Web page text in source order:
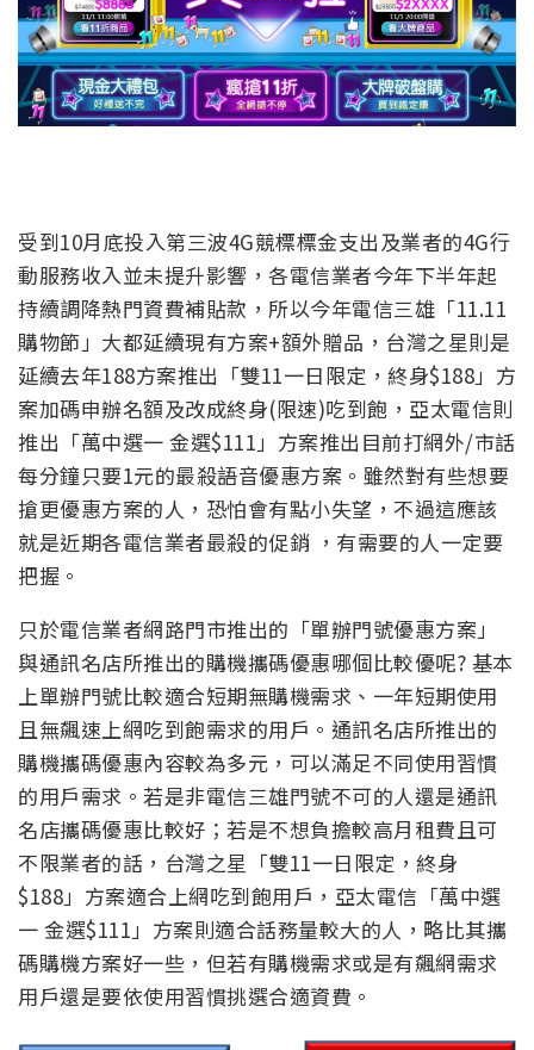
受到10月底投入第三波4G競標標金支出及業者的4G行
動服務收入並未提升影響，各電信業者今年下半年起
持續調降熱門資費補貼款，所以今年電信三雄「11.11
購物節」大都延續現有方案+額外贈品，台灣之星則是
延續去年188方案推出「雙11一日限定，終身$188」方
案加碼申辦名額及改成終身(限速)吃到飽，亞太電信則
推出「萬中選一 金選$111 」方案推出目前打網外/市話
每分鐘只要1元的最殺語音優惠方案。雖然對有些想要
搶更優惠方案的人，恐怕會有點小失望，不過這應該
就是近期各電信業者最殺的促銷 ，有需要的人一定要
把握。
只於電信業者網路門市推出的「單辦門號優惠方案」
與通訊名店所推出的購機攜碼優惠哪個比較優呢? 基本
上單辦門號比較適合短期無購機需求、一年短期使用
且無飆速上網吃到飽需求的用戶。通訊名店所推出的
購機攜碼優惠內容較為多元，可以滿足不同使用習慣
的用戶需求。若是非電信三雄門號不可的人還是通訊
名店攜碼優惠比較好；若是不想負擔較高月租費且可
不限業者的話，台灣之星「雙11一日限定，終身
$188」方案適合上網吃到飽用戶，亞太電信「萬中選
一 金選$111 」方案則適合話務量較大的人，略比其攜
碼購機方案好一些，但若有購機需求或是有飆網需求
用戶還是要依使用習慣挑選合適資費。